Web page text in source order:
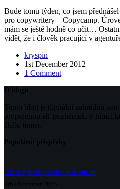
Bude tomu týden, co jsem
pro copywritery – Copycamp.
mám se ještě hodně co učit…
vidět, že i člověk pracující v
kryspin
1st December 2012
1 Comment
O blogu
Tento blog je digitální zahradou
propojenou síť poznámek, v rámci
škálu témat.
Populární příspěvky
Jak si vytvořit osobní kurikulum
9th December 2025